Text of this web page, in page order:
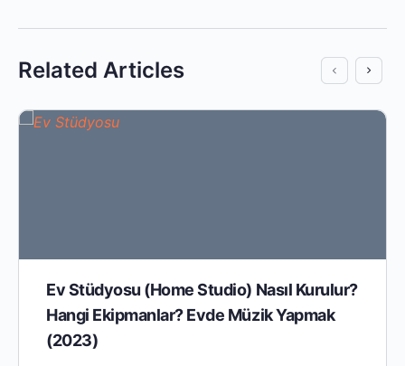
Related Articles
Ev Stüdyosu (Home Studio) Nasıl Kurulur?
Hangi Ekipmanlar? Evde Müzik Yapmak
(2023)